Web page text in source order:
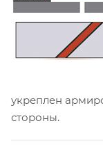
укреплен
стороны.